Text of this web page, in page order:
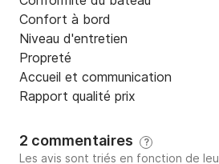
Confort à bord
Niveau d'entretien
Propreté
Accueil et communication
Rapport qualité prix
2 commentaires ?
Les avis sont triés en fonction de